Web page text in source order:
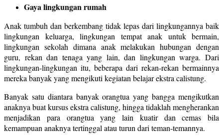
Gaya lingkungan rumah
Anak tumbuh dan berkembang tidak lepas dari lingkungannya baik
lingkungan keluarga, lingkungan tempat anak untuk bermain,
lingkungan sekolah dimana anak melakukan hubungan dengan
guru, rekan dan tenaga yang lain, dan lingkungan warga. Dari
lingkungan-lingkungan itu, beberapa dari rekan-rekan bermainnya
mereka banyak yang mengikuti kegiatan belajar ekstra calistung.
Banyak satu diantara banyak orangtua yang bangga mengikutkan
anaknya buat kursus ekstra calistung, hingga tidaklah mengherankan
menjadikan para orangtua yang lain kuatir dan cemas bila
kemampuan anaknya tertinggal atau turun dari teman-temannya.